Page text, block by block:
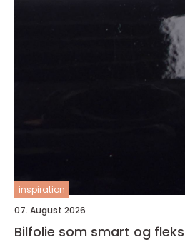
inspiration
07. August 2026
Bilfolie som smart og